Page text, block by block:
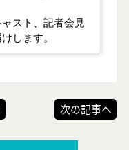
スト、記者会見
します。
次の記事へ